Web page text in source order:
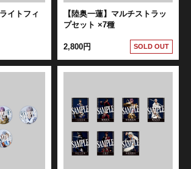
加州清光 単騎出陣 極
髭切 単騎出陣 ～夢幻泡影～
イトフィ
【陸奥一蓮】マルチストラッ
プセット ×7種
2,800円 SOLD OUT